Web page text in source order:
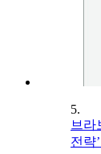
5.
브라
전략